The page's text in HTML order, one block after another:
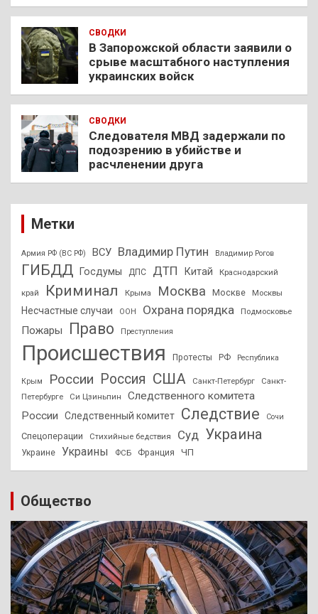
СВОДКИ
В Запорожской области заявили о
срыве масштабного наступления
украинских войск
СВОДКИ
Следователя МВД задержали по
подозрению в убийстве и
расчленении друга
Метки
Армия РФ (ВС РФ) ВСУ Владимир Путин Владимир Рогов
ГИБДД Госдумы ДПС ДТП Китай Краснодарский
край Криминал Крыма Москва Москве Москвы
Несчастные случаи ООН Охрана порядка Подмосковье
Пожары Право Преступления
Происшествия Протесты РФ Республика
Крым России Россия США Санкт-Петербург
Санкт-
Петербурге
Си Цзиньпин
Следственного комитета
России
Следственный комитет Следствие Сочи
Спецоперации Стихийные бедствия Суд Украина
Украине Украины ФСБ Франция ЧП
Общество